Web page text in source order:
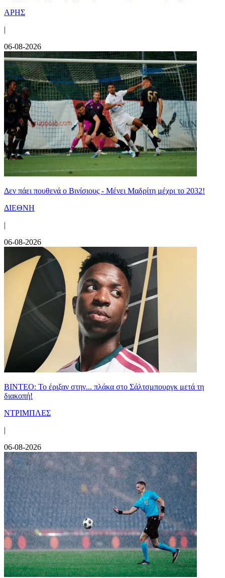
ΑΡΗΣ
|
06-08-2026
Δεν πάει πουθενά ο Βινίσιους - Μένει Μαδρίτη μέχρι το 2032!
ΔΙΕΘΝΗ
|
06-08-2026
ΒΙΝΤΕΟ: Το έριξαν στην... πλάκα στο Σάλτσμπουργκ μετά τη
διακοπή!
ΝΤΡΙΜΠΛΕΣ
|
06-08-2026